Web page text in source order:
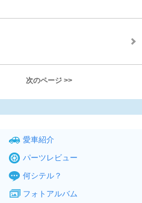
次のページ >>
愛車紹介
パーツレビュー
何シテル？
フォトアルバム